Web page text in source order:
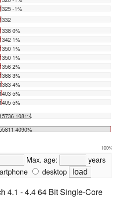
-1%
0%
1%
1%
1%
2%
3%
4%
5%
5%
1081%
4090%
100%
Max. age:
years
desktop
4.1 - 4.4 64 Bit Single-Core